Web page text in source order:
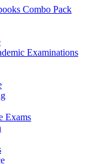
Combo Pack
Examinations
Exams